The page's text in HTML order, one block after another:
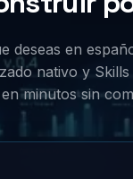
deseas en
nativo y
minutos sin